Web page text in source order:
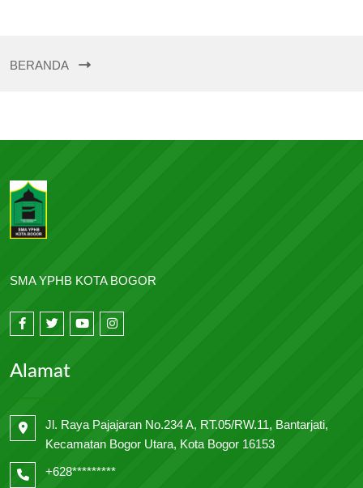
BERANDA
SMA YPHB KOTA BOGOR
Alamat
Jl. Raya Pajajaran No.234 A, RT.05/RW.11, Bantarjati,
Kecamatan Bogor Utara, Kota Bogor 16153
+628*********